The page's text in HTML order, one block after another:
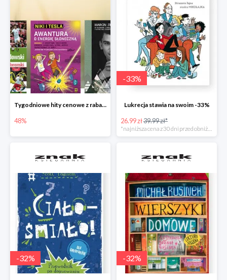
Tygodniowe hity cenowe z rabatem -48%
48%
-33%
Lukrecja stawia na swoim -33%
26.99 zł39.99 zł*
-32% -32%